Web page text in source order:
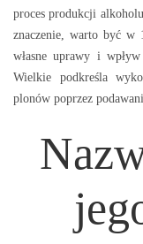
proces produkcji
znaczenie, warto być w
własne uprawy i
Wielkie podkreśla
plonów poprzez